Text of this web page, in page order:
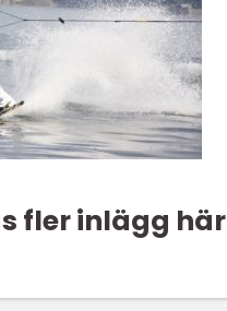
fler inlägg här